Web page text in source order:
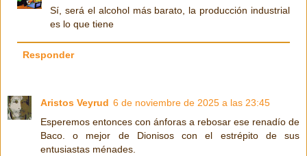
Sí, será el alcohol más barato, la producción industrial
es lo que tiene
Responder
Aristos Veyrud 6 de noviembre de 2025 a las 23:45
Esperemos entonces con ánforas a rebosar ese renadío de
Baco. o mejor de Dionisos con el estrépito de sus
entusiastas ménades.